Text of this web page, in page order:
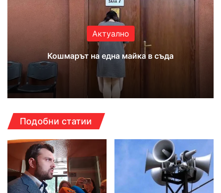
Актуално
Кошмарът на една майка в съда
Подобни статии